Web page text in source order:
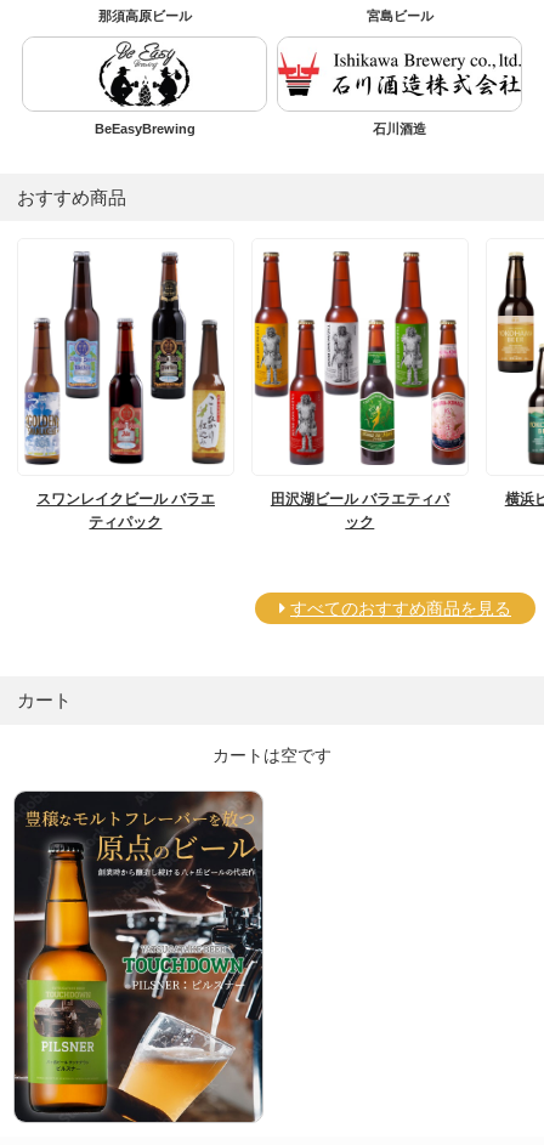
那須高原ビール 宮島ビール
BeEasyBrewing 石川酒造
おすすめ商品
スワンレイクビール バラエ
ティパック
田沢湖ビール バラエティパ
ック
横浜
すべてのおすすめ商品を見る
カート
カートは空です